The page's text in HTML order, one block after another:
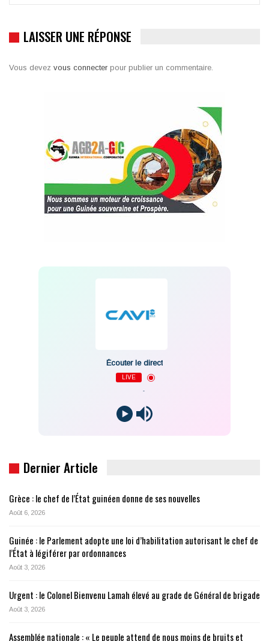
LAISSER UNE RÉPONSE
Vous devez vous connecter pour publier un commentaire.
Écouter le direct
LIVE
Dernier Article
Grèce : le chef de l’État guinéen donne de ses nouvelles
Août 6, 2026
Guinée : le Parlement adopte une loi d’habilitation autorisant le chef de
l’État à légiférer par ordonnances
Août 3, 2026
Urgent : le Colonel Bienvenu Lamah élevé au grade de Général de brigade
Août 3, 2026
Assemblée nationale : « Le peuple attend de nous moins de bruits et